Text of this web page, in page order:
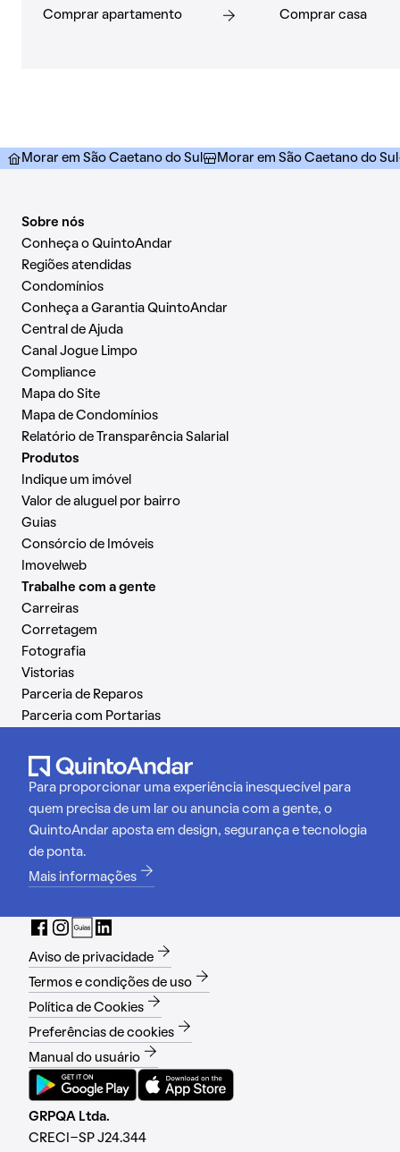
Comprar apartamento Comprar casa
Morar em São Caetano do Sul Morar em São Caetano do Sul
Sobre nós
Conheça o QuintoAndar
Regiões atendidas
Condomínios
Conheça a Garantia QuintoAndar
Central de Ajuda
Canal Jogue Limpo
Compliance
Mapa do Site
Mapa de Condomínios
Relatório de Transparência Salarial
Produtos
Indique um imóvel
Valor de aluguel por bairro
Guias
Consórcio de Imóveis
Imovelweb
Trabalhe com a gente
Carreiras
Corretagem
Fotografia
Vistorias
Parceria de Reparos
Parceria com Portarias
Para proporcionar uma experiência inesquecível para
quem precisa de um lar ou anuncia com a gente, o
QuintoAndar aposta em design, segurança e tecnologia
de ponta.
Mais informações
Aviso de privacidade
Termos e condições de uso
Política de Cookies
Preferências de cookies
Manual do usuário
GRPQA Ltda.
CRECI-SP J24.344